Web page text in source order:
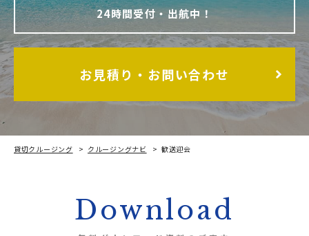
24時間受付・出航中！
お見積り・お問い合わせ
貸切クルージング クルージングナビ 歓送迎会
Download